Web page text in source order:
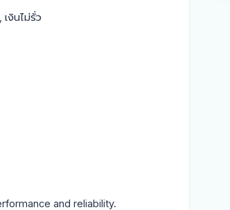
งินไม่รั่ว
and reliability.